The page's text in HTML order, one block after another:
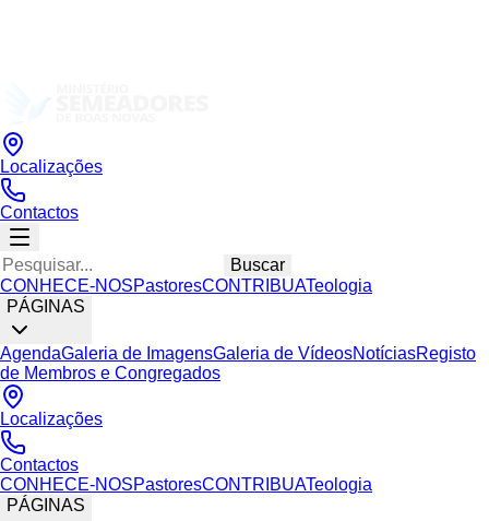
Localizações
Contactos
Buscar
CONHECE-NOSPastoresCONTRIBUATeologia
PÁGINAS
AgendaGaleria de ImagensGaleria de VídeosNotíciasRegisto
de Membros e Congregados
Localizações
Contactos
CONHECE-NOSPastoresCONTRIBUATeologia
PÁGINAS